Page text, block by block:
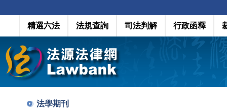
精選六法 法規查詢 司法判解 行政函釋
法學期刊